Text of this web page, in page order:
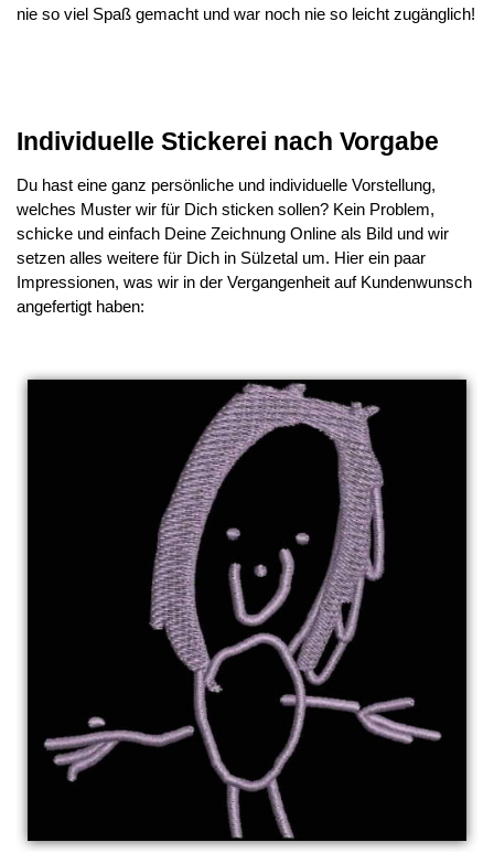
nie so viel Spaß gemacht und war noch nie so leicht zugänglich!
Individuelle Stickerei nach Vorgabe
Du hast eine ganz persönliche und individuelle Vorstellung,
welches Muster wir für Dich sticken sollen? Kein Problem,
schicke und einfach Deine Zeichnung Online als Bild und wir
setzen alles weitere für Dich in Sülzetal um. Hier ein paar
Impressionen, was wir in der Vergangenheit auf Kundenwunsch
angefertigt haben: